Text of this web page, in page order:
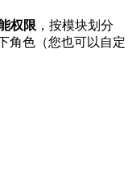
权限 ，按模块划分
角色（您也可以自定